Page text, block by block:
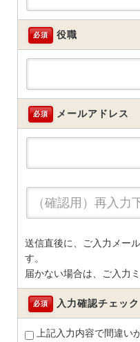
必須 役職
必須 メールアドレス
送信直後に、ご入力メー
す。
届かない場合は、ご入力
必須 入力確認チェック
上記入力内容で間違い